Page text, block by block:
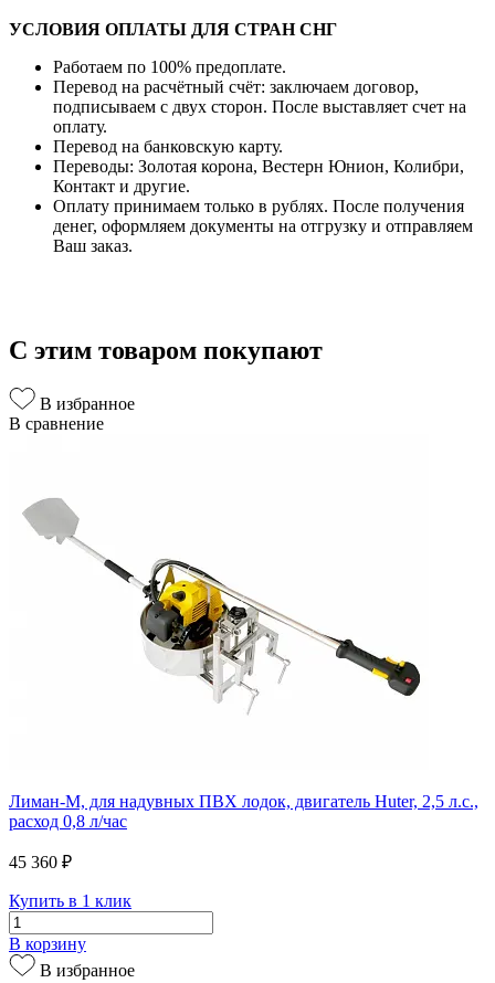
УСЛОВИЯ ОПЛАТЫ ДЛЯ СТРАН СНГ
Работаем по 100% предоплате.
Перевод на расчётный счёт: заключаем договор,
подписываем с двух сторон. После выставляет счет на
оплату.
Перевод на банковскую карту.
Переводы: Золотая корона, Вестерн Юнион, Колибри,
Контакт и другие.
Оплату принимаем только в рублях. После получения
денег, оформляем документы на отгрузку и отправляем
Ваш заказ.
С этим товаром покупают
В избранное
В сравнение
Лиман-М, для надувных ПВХ лодок, двигатель Huter, 2,5 л.с.,
расход 0,8 л/час
45 360 ₽
Купить в 1 клик
В корзину
В избранное